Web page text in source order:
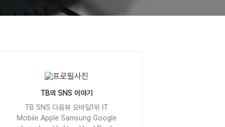
TB의 SNS 이야기
TB SNS 다음뷰 모바일1위 IT
Mobile Apple Samsung Google